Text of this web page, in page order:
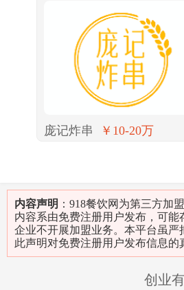
庞记炸串 ￥10-20万
内容声明 ：918餐饮网为第三方加
内容系由免费注册用户发布，可
企业不开展加盟业务。本平台虽
此声明对免费注册用户发布信息
创业